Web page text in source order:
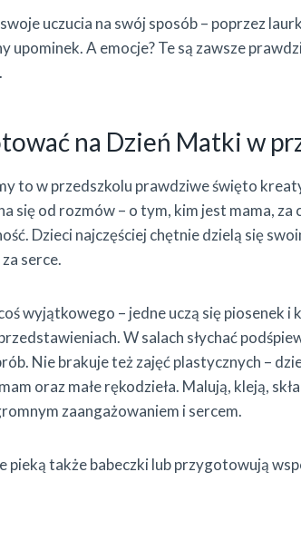
uczucia na swój sposób – poprzez
A emocje? Te są zawsze
na Dzień Matki w
to w przedszkolu prawdziwe święto
się od rozmów – o tym, kim jest mama, za
Dzieci najczęściej chętnie dzielą się
serce.
wyjątkowego – jedne uczą się piosenek i
W salach słychać
Nie brakuje też zajęć plastycznych –
oraz małe rękodzieła. Malują, kleją,
zaangażowaniem i sercem.
pieką także babeczki lub przygotowują